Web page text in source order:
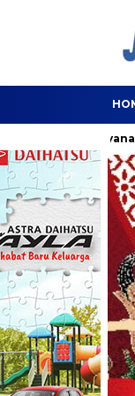
Pelayanan